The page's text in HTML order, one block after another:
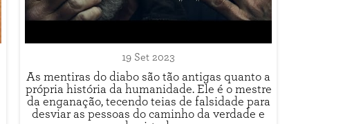
19 Set 2023
As mentiras do diabo são tão antigas quanto a
própria história da humanidade. Ele é o mestre
da enganação, tecendo teias de falsidade para
desviar as pessoas do caminho da verdade e